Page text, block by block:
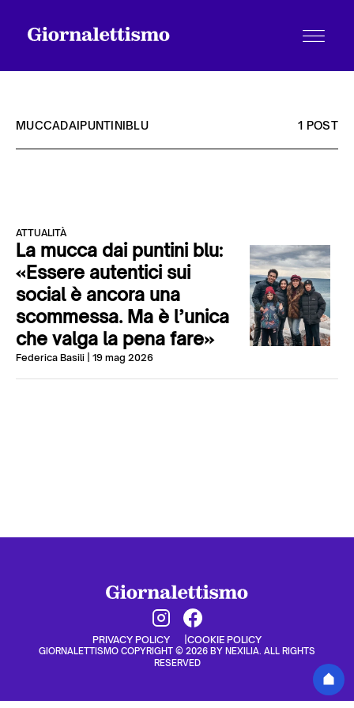
Chi siamo
Contatti
MUCCADAIPUNTINIBLU 1 POST
ATTUALITÀ
La mucca dai puntini blu:
«Essere autentici sui
social è ancora una
scommessa. Ma è l’unica
che valga la pena fare»
Federica Basili | 19 mag 2026
PRIVACY POLICY COOKIE POLICY
GIORNALETTISMO COPYRIGHT © 2026 BY NEXILIA. ALL RIGHTS
RESERVED